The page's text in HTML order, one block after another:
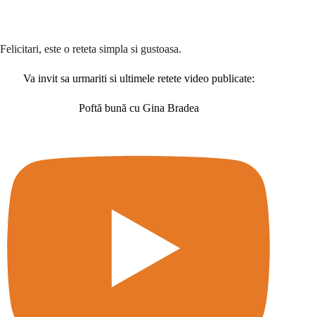
Felicitari, este o reteta simpla si gustoasa.
Va invit sa urmariti si ultimele retete video publicate:
Poftă bună cu Gina Bradea